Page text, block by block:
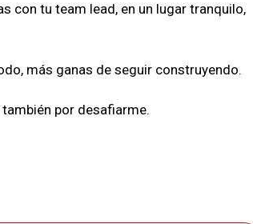
con tu team lead, en un lugar tranquilo,
más ganas de seguir construyendo.
por desafiarme.